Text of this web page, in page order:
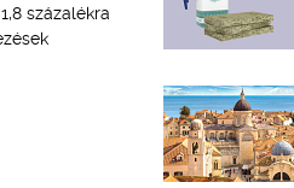
százalékra